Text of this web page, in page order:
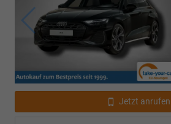
Jetzt anrufen